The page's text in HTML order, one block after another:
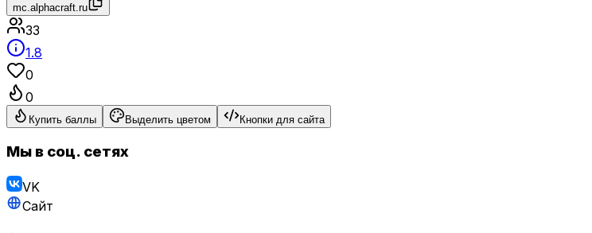
mc.alphacraft.ru
33
1.8
0
0
Купить баллы Выделить цветом Кнопки для сайта
Мы в соц. сетях
VK
Сайт